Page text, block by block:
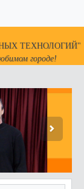
ТЕХНОЛОГИЙ"
городе!